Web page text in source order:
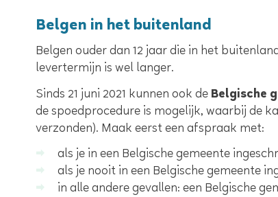
Belgen in het buitenland
Belgen ouder dan 12 jaar die in het
levertermijn is wel langer.
Sinds 21 juni 2021 kunnen ook de Belgische
de spoedprocedure is mogelijk, waarbij de
verzonden). Maak eerst een afspraak met:
als je in een Belgische gemeente
als je nooit in een Belgische gemeente
in alle andere gevallen: een Belgische